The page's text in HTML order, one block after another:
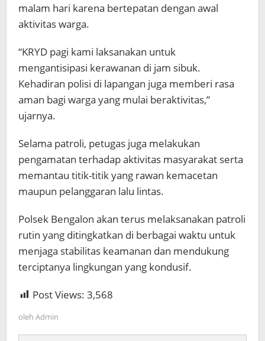
malam hari karena bertepatan dengan awal
aktivitas warga.
“KRYD pagi kami laksanakan untuk
mengantisipasi kerawanan di jam sibuk.
Kehadiran polisi di lapangan juga memberi rasa
aman bagi warga yang mulai beraktivitas,”
ujarnya.
Selama patroli, petugas juga melakukan
pengamatan terhadap aktivitas masyarakat serta
memantau titik-titik yang rawan kemacetan
maupun pelanggaran lalu lintas.
Polsek Bengalon akan terus melaksanakan patroli
rutin yang ditingkatkan di berbagai waktu untuk
menjaga stabilitas keamanan dan mendukung
terciptanya lingkungan yang kondusif.
Post Views: 3,568
oleh Admin